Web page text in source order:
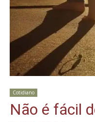
Cotidiano
Não é fácil